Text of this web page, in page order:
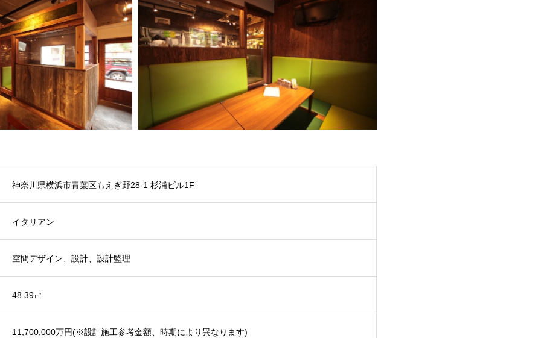
神奈川県横浜市青葉区もえぎ野28-1 杉浦ビル1F
イタリアン
空間デザイン、設計、設計監理
48.39㎡
11,700,000万円(※設計施工参考金額、時期により異なります)